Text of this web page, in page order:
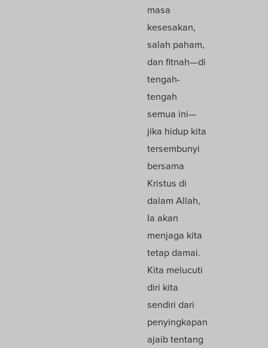
masa
kesesakan,
salah paham,
dan fitnah—di
tengah-
tengah
semua ini—
jika hidup kita
tersembunyi
bersama
Kristus di
dalam Allah,
Ia akan
menjaga kita
tetap damai.
Kita melucuti
diri kita
sendiri dari
penyingkapan
ajaib tentang